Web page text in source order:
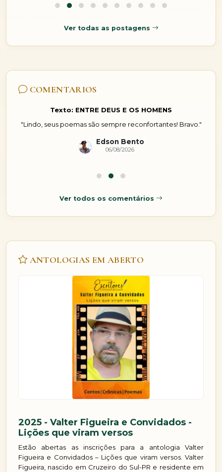
Ver todas as postagens
COMENTARIOS
Texto: ENTRE DEUS E OS HOMENS
"Uma verdadeira reflexão que maravilha lindo parabéns
Maria Lurdes
Ver todos os comentários
ANTOLOGIAS EM ABERTO
2025 - Antologia Rosy Neves e
Convidados - Essência da Alma
Estão abertas as inscrições para a antologia Rosy Neves e
Convidados – Essência da Alma. Rosy Neves, nascida em
1988 em Itaúba-MT, descobriu cedo o amor pela escrita,